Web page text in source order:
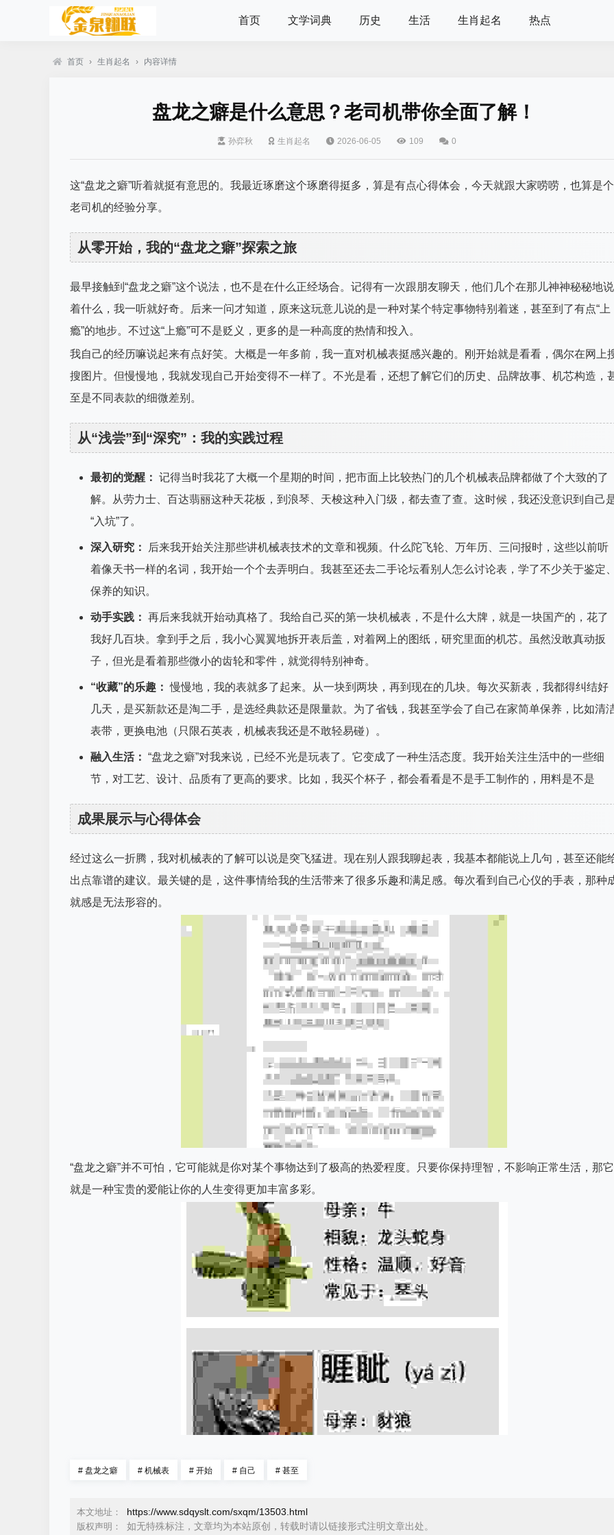
首页 文学词典 历史 生活 生肖起名 热点
首页 › 生肖起名 › 内容详情
盘龙之癖是什么意思？老司机带你全面了解！
孙弈秋 生肖起名 2026-06-05 109 0
这“盘龙之癖”听着就挺有意思的。我最近琢磨这个琢磨得挺多，算是有点心得体会，今天就跟大家唠唠，也算是个
老司机的经验分享。
从零开始，我的“盘龙之癖”探索之旅
最早接触到“盘龙之癖”这个说法，也不是在什么正经场合。记得有一次跟朋友聊天，他们几个在那儿神神秘秘地说
着什么，我一听就好奇。后来一问才知道，原来这玩意儿说的是一种对某个特定事物特别着迷，甚至到了有点“上
瘾”的地步。不过这“上瘾”可不是贬义，更多的是一种高度的热情和投入。
我自己的经历嘛说起来有点好笑。大概是一年多前，我一直对机械表挺感兴趣的。刚开始就是看看，偶尔在网上
搜图片。但慢慢地，我就发现自己开始变得不一样了。不光是看，还想了解它们的历史、品牌故事、机芯构造，
至是不同表款的细微差别。
从“浅尝”到“深究”：我的实践过程
最初的觉醒： 记得当时我花了大概一个星期的时间，把市面上比较热门的几个机械表品牌都做了个大致的了
解。从劳力士、百达翡丽这种天花板，到浪琴、天梭这种入门级，都去查了查。这时候，我还没意识到自己
“入坑”了。
深入研究：
后来我开始关注那些讲机械表技术的文章和视频。什么陀飞轮、万年历、三问报时，这些以前听
着像天书一样的名词，我开始一个个去弄明白。我甚至还去二手论坛看别人怎么讨论表，学了不少关于鉴定、
保养的知识。
动手实践： 再后来我就开始动真格了。我给自己买的第一块机械表，不是什么大牌，就是一块国产的，花了
我好几百块。拿到手之后，我小心翼翼地拆开表后盖，对着网上的图纸，研究里面的机芯。虽然没敢真动扳
子，但光是看着那些微小的齿轮和零件，就觉得特别神奇。
“收藏”的乐趣： 慢慢地，我的表就多了起来。从一块到两块，再到现在的几块。每次买新表，我都得纠结好
几天，是买新款还是淘二手，是选经典款还是限量款。为了省钱，我甚至学会了自己在家简单保养，比如清
表带，更换电池（只限石英表，机械表我还是不敢轻易碰）。
融入生活： “盘龙之癖”对我来说，已经不光是玩表了。它变成了一种生活态度。我开始关注生活中的一些细
节，对工艺、设计、品质有了更高的要求。比如，我买个杯子，都会看看是不是手工制作的，用料是不是
成果展示与心得体会
经过这么一折腾，我对机械表的了解可以说是突飞猛进。现在别人跟我聊起表，我基本都能说上几句，甚至还能
出点靠谱的建议。最关键的是，这件事情给我的生活带来了很多乐趣和满足感。每次看到自己心仪的手表，那种
就感是无法形容的。
“盘龙之癖”并不可怕，它可能就是你对某个事物达到了极高的热爱程度。只要你保持理智，不影响正常生活，那它
就是一种宝贵的爱能让你的人生变得更加丰富多彩。
# 盘龙之癖 # 机械表 # 开始 # 自己 # 甚至
本文地址： https://www.sdqyslt.com/sxqm/13503.html
版权声明： 如无特殊标注，文章均为本站原创，转载时请以链接形式注明文章出处。